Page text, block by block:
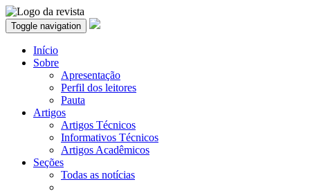
Toggle navigation
Início
Sobre
Apresentação
Perfil dos leitores
Pauta
Artigos
Artigos Técnicos
Informativos Técnicos
Artigos Acadêmicos
Seções
Todas as notícias